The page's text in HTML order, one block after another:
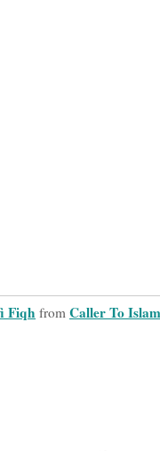
Fiqh from